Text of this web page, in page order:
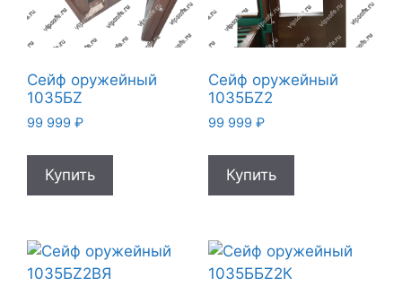
Сейф оружейный
1035БZ
99 999 ₽
Купить
Сейф оружейный
1035БZ2
99 999 ₽
Купить